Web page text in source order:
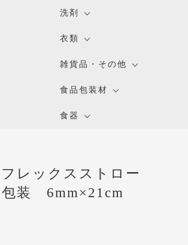
レックスストロー
包装 6mm×21cm
洗剤
衣類
雑貨品・その他
食品包装材
食器